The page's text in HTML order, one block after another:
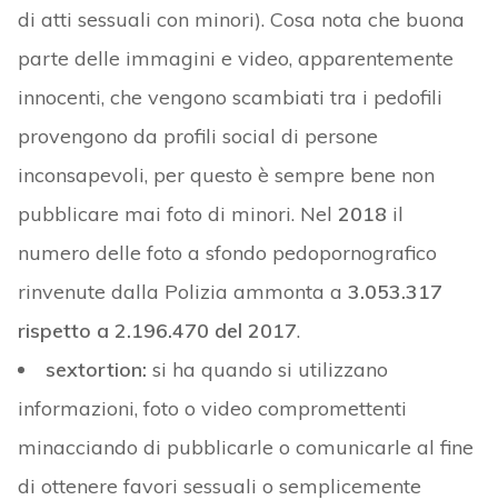
di atti sessuali con minori). Cosa nota che buona
parte delle immagini e video, apparentemente
innocenti, che vengono scambiati tra i pedofili
provengono da profili social di persone
inconsapevoli, per questo è sempre bene non
pubblicare mai foto di minori. Nel 2018 il
numero delle foto a sfondo pedopornografico
rinvenute dalla Polizia ammonta a 3.053.317
rispetto a 2.196.470 del 2017.
sextortion: si ha quando si utilizzano
informazioni, foto o video compromettenti
minacciando di pubblicarle o comunicarle al fine
di ottenere favori sessuali o semplicemente